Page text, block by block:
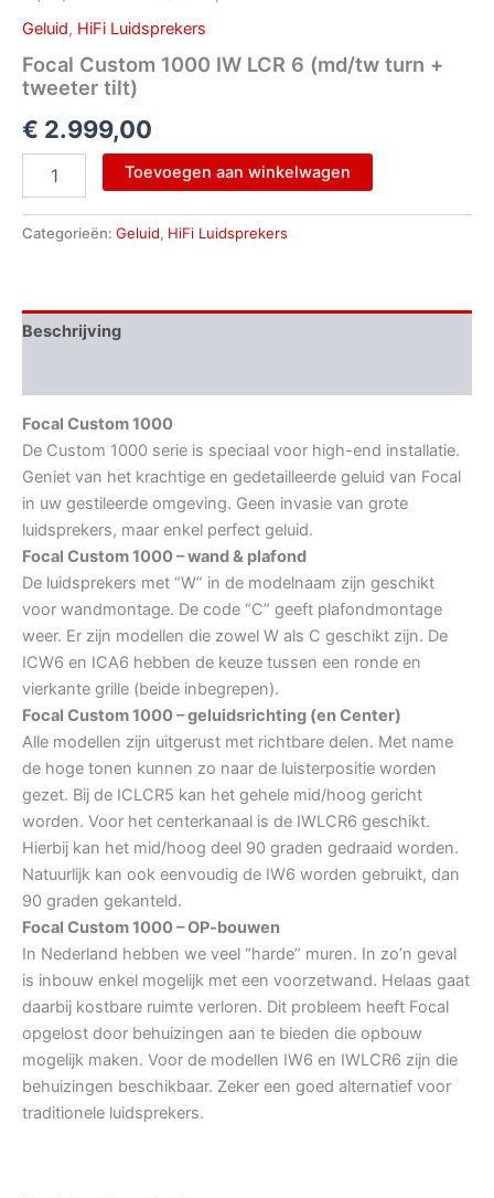
Geluid, HiFi Luidsprekers
Focal Custom 1000 IW LCR 6 (md/tw turn +
tweeter tilt)
€ 2.999,00
Toevoegen aan winkelwagen
Categorieën: Geluid, HiFi Luidsprekers
Beschrijving
Focal Custom 1000
De Custom 1000 serie is speciaal voor high-end installatie.
Geniet van het krachtige en gedetailleerde geluid van Focal
in uw gestileerde omgeving. Geen invasie van grote
luidsprekers, maar enkel perfect geluid.
Focal Custom 1000 – wand & plafond
De luidsprekers met “W” in de modelnaam zijn geschikt
voor wandmontage. De code “C” geeft plafondmontage
weer. Er zijn modellen die zowel W als C geschikt zijn. De
ICW6 en ICA6 hebben de keuze tussen een ronde en
vierkante grille (beide inbegrepen).
Focal Custom 1000 – geluidsrichting (en Center)
Alle modellen zijn uitgerust met richtbare delen. Met name
de hoge tonen kunnen zo naar de luisterpositie worden
gezet. Bij de ICLCR5 kan het gehele mid/hoog gericht
worden. Voor het centerkanaal is de IWLCR6 geschikt.
Hierbij kan het mid/hoog deel 90 graden gedraaid worden.
Natuurlijk kan ook eenvoudig de IW6 worden gebruikt, dan
90 graden gekanteld.
Focal Custom 1000 – OP-bouwen
In Nederland hebben we veel “harde” muren. In zo’n geval
is inbouw enkel mogelijk met een voorzetwand. Helaas gaat
daarbij kostbare ruimte verloren. Dit probleem heeft Focal
opgelost door behuizingen aan te bieden die opbouw
mogelijk maken. Voor de modellen IW6 en IWLCR6 zijn die
behuizingen beschikbaar. Zeker een goed alternatief voor
traditionele luidsprekers.